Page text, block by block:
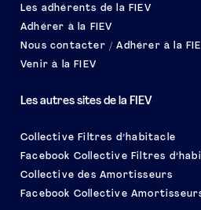
Les adhérents de la FIEV
Adhérer à la FIEV
Nous contacter / Adhérer à la
Venir à la FIEV
Les autres sites de la FIEV
Collective Filtres d’habitacle
Facebook Collective Filtres
Collective des Amortisseurs
Facebook Collective